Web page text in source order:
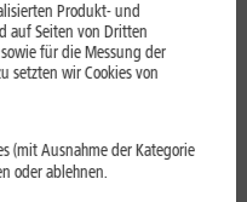
Produkt- und
auf Seiten von Dritten
für die Messung der
setzten wir Cookies von
(mit Ausnahme der Kategorie
oder ablehnen.